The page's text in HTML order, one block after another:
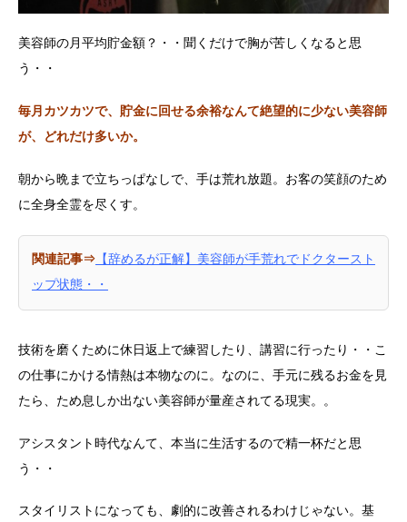
美容師の月平均貯金額？・・聞くだけで胸が苦しくなると思
う・・
毎月カツカツで、貯金に回せる余裕なんて絶望的に少ない美容師
が、どれだけ多いか。
朝から晩まで立ちっぱなしで、手は荒れ放題。お客の笑顔のため
に全身全霊を尽くす。
関連記事⇒ 【辞めるが正解】美容師が手荒れでドクタースト
ップ状態・・
技術を磨くために休日返上で練習したり、講習に行ったり・・こ
の仕事にかける情熱は本物なのに。なのに、手元に残るお金を見
たら、ため息しか出ない美容師が量産されてる現実。。
アシスタント時代なんて、本当に生活するので精一杯だと思
う・・
スタイリストになっても、劇的に改善されるわけじゃない。基